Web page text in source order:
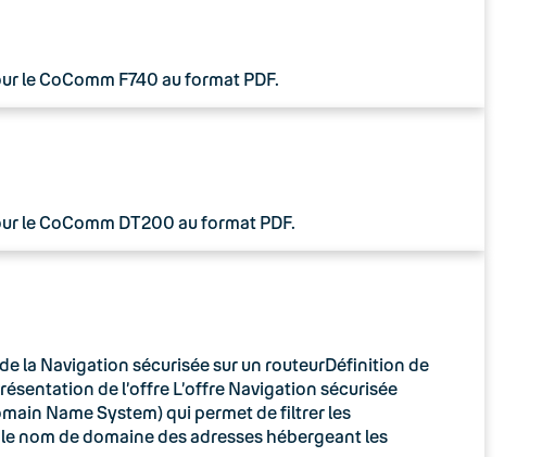
le CoComm F740 au format PDF.
le CoComm DT200 au format PDF.
la Navigation sécurisée sur un routeurDéfinition de
de l’offre L’offre Navigation sécurisée
Name System) qui permet de filtrer les
nom de domaine des adresses hébergeant les